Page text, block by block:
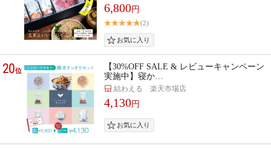
6,800円
(2)
20位
【30%OFF SALE & レビューキャンペーン
実施中】寝か…
結わえる 楽天市場店
4,130円